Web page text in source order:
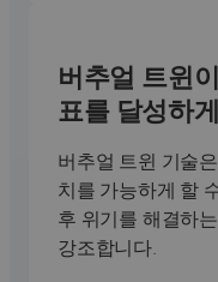
버추얼 트윈
표를 달성하
버추얼 트윈 기술
치를 가능하게 할
후 위기를 해결하
강조합니다.